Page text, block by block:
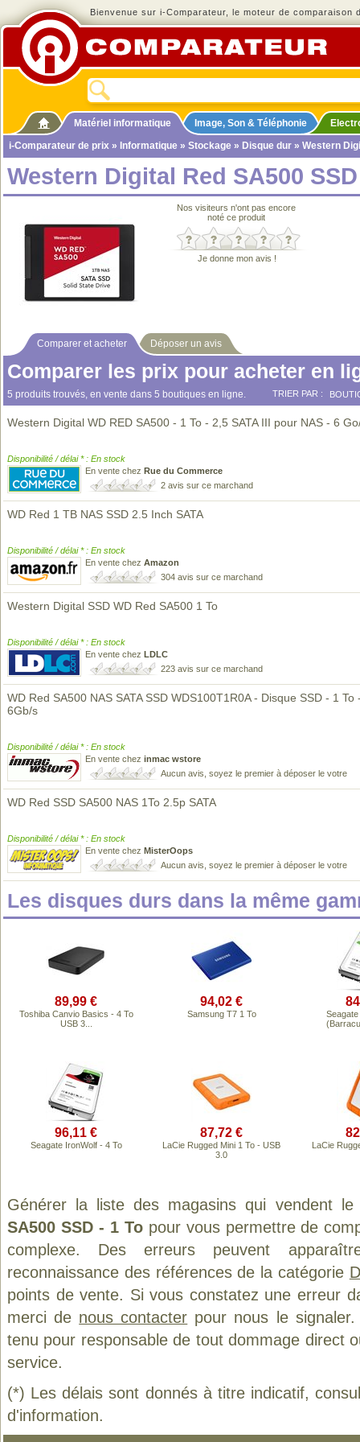
Bienvenue sur i-Comparateur, le moteur de comparaison
Matériel informatique Image, Son & Téléphonie
i-Comparateur de prix » Informatique » Stockage » Disque dur » Western
Western Digital Red SA500
Nos visiteurs n'ont pas encore
noté ce produit
Je donne mon avis !
Comparer et acheter Déposer un avis
Comparer les prix pour acheter en
5 produits trouvés, en vente dans 5 boutiques en ligne. TRIER PAR :
Western Digital WD RED SA500 - 1 To - 2,5 SATA III pour NAS - 6
Disponibilité / délai * : En stock
En vente chez Rue du Commerce
2 avis sur ce marchand
WD Red 1 TB NAS SSD 2.5 Inch SATA
Disponibilité / délai * : En stock
En vente chez Amazon
304 avis sur ce marchand
Western Digital SSD WD Red SA500 1 To
Disponibilité / délai * : En stock
En vente chez LDLC
223 avis sur ce marchand
WD Red SA500 NAS SATA SSD WDS100T1R0A - Disque SSD - 1 To
6Gb/s
Disponibilité / délai * : En stock
En vente chez inmac wstore
Aucun avis, soyez le premier à déposer le votre
WD Red SSD SA500 NAS 1To 2.5p SATA
Disponibilité / délai * : En stock
En vente chez MisterOops
Aucun avis, soyez le premier à déposer le votre
Les disques durs dans la même
89,99 €
Toshiba Canvio Basics - 4 To
USB 3...
94,02 €
Samsung T7 1 To
96,11 €
Seagate IronWolf - 4 To
87,72 €
LaCie Rugged Mini 1 To - USB
3.0
LaCie
Générer la liste des magasins qui vendent
SA500 SSD - 1 Topour vous permettre de
complexe. Des erreurs peuvent
reconnaissance des références de la catégorie
points de vente. Si vous constatez une erreur
merci de nous contacter pour nous le
tenu pour responsable de tout dommage direct
service.
(*) Les délais sont donnés à titre indicatif,
d'information.